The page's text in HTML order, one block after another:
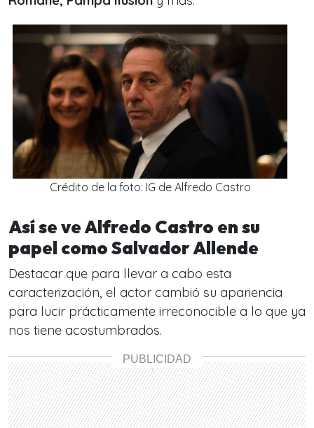
Crédito de la foto: IG de Alfredo Castro
Así se ve Alfredo Castro en su
papel como Salvador Allende
Destacar que para llevar a cabo esta
caracterización, el actor cambió su apariencia
para lucir prácticamente irreconocible a lo que ya
nos tiene acostumbrados.